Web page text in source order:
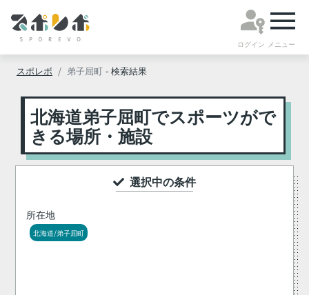
ログイン メニュー
スポレボ 弟子屈町 - 検索結果
北海道弟子屈町でスポーツがで
きる場所・施設
選択中の条件
所在地
北海道/弟子屈町